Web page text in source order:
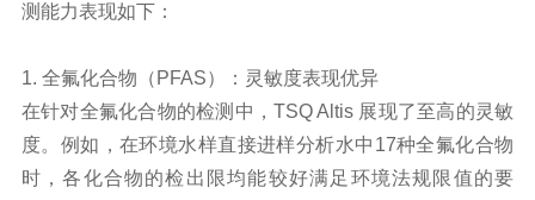
测能力表现如下：
1. 全氟化合物 （PFAS）：灵敏度表现优异
在针对全氟化合物的检测中，TSQ Altis 展现了至高的灵敏
度。例如，在环境水样直接进样分析水中17种全氟化合物
时，各化合物的检出限均能较好满足环境法规限值的要